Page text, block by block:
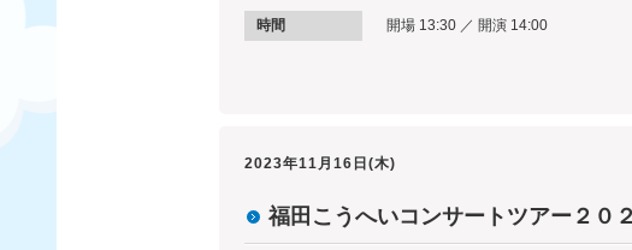
時間 開場 13:30 ／ 開演 14:00
2023年11月16日(木)
福田こうへいコンサートツアー２０